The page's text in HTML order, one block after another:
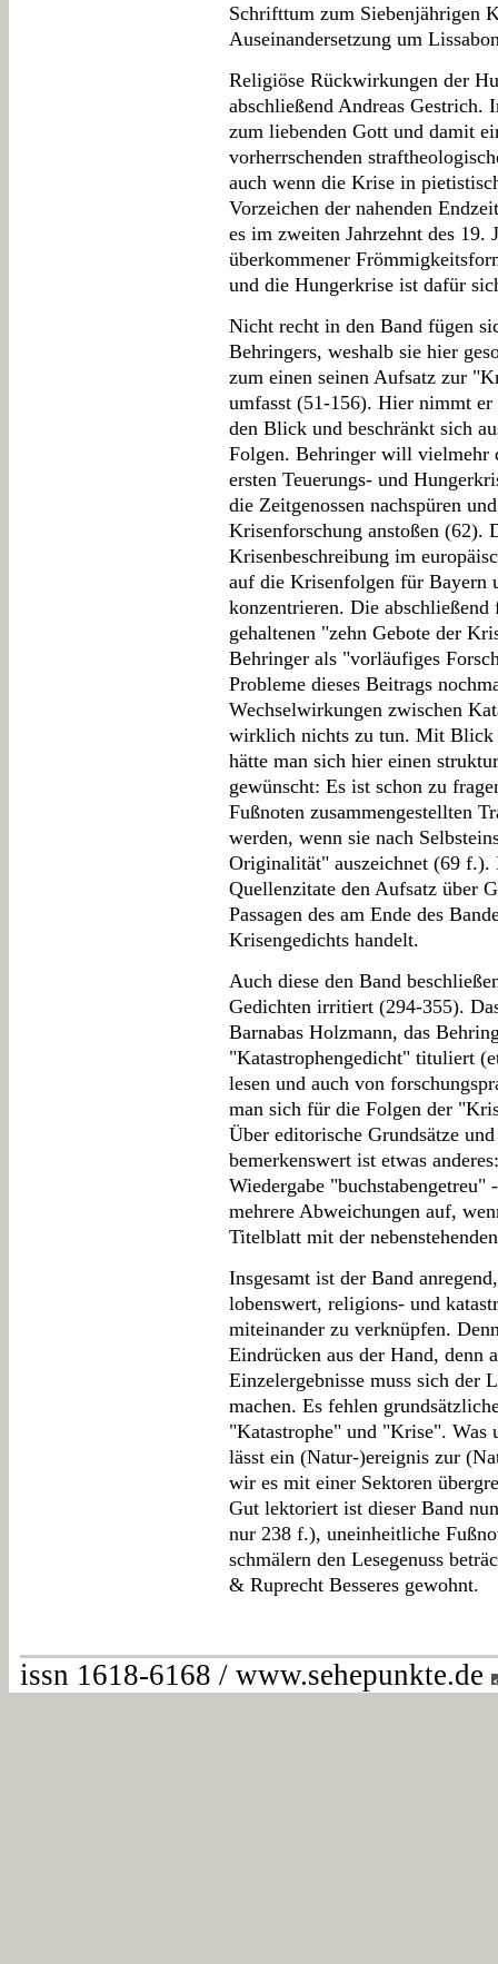
Schrifttum zum Siebenjährigen
Auseinandersetzung um
Religiöse Rückwirkungen der
abschließend Andreas Gestrich.
zum liebenden Gott und damit
vorherrschenden
auch wenn die Krise in
Vorzeichen der nahenden
es im zweiten Jahrzehnt des 19.
überkommener
und die Hungerkrise ist dafür
Nicht recht in den Band fügen
Behringers, weshalb sie hier
zum einen seinen Aufsatz zur
umfasst (51-156). Hier nimmt
den Blick und beschränkt sich
Folgen. Behringer will vielmehr
ersten Teuerungs- und
die Zeitgenossen nachspüren
Krisenforschung anstoßen (62).
Krisenbeschreibung im
auf die Krisenfolgen für Bayern
konzentrieren. Die
gehaltenen "zehn Gebote der
Behringer als "vorläufiges
Probleme dieses Beitrags
Wechselwirkungen zwischen
wirklich nichts zu tun. Mit Blick
hätte man sich hier einen
gewünscht: Es ist schon zu
Fußnoten zusammengestellten
werden, wenn sie nach
Originalität" auszeichnet (69 f.).
Quellenzitate den Aufsatz über
Passagen des am Ende des
Krisengedichts handelt.
Auch diese den Band
Gedichten irritiert (294-355).
Barnabas Holzmann, das
"Katastrophengedicht" tituliert
lesen und auch von
man sich für die Folgen der
Über editorische Grundsätze
bemerkenswert ist etwas
Wiedergabe
mehrere Abweichungen auf,
Titelblatt mit der
Insgesamt ist der Band
lobenswert, religions- und
miteinander zu verknüpfen.
Eindrücken aus der Hand, denn
Einzelergebnisse muss sich der
machen. Es fehlen
"Katastrophe" und "Krise". Was
lässt ein (Natur-)ereignis zur
wir es mit einer Sektoren
Gut lektoriert ist dieser Band
nur 238 f.), uneinheitliche
schmälern den Lesegenuss
& Ruprecht Besseres gewohnt.
issn 1618-6168 / www.sehepunkte.de